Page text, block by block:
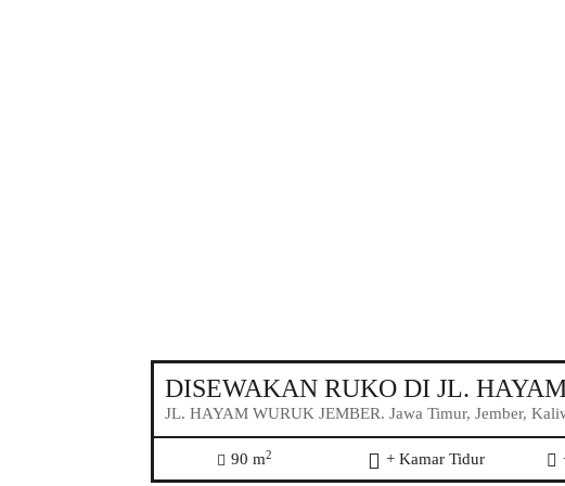
DISEWAKAN RUKO DI JL.
JL. HAYAM WURUK JEMBER. Jawa Timur, Jember,
90 m2 + Kamar Tidur